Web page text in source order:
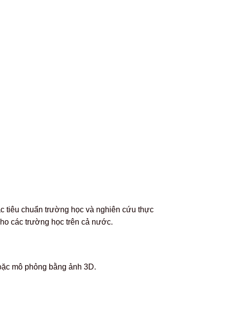
tiêu chuẩn trường học và nghiên cứu thực
các trường học trên cả nước.
mô phỏng bằng ảnh 3D.